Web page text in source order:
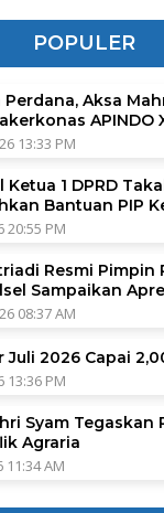
POPULER
Aksa
APINDO
13:33 PM
1 DPRD
Bantuan PIP
20:55 PM
Resmi Pimpin
Sampaikan
08:37 AM
Juli 2026 Capai
13:36 PM
Syam Tegaskan
Agraria
11:34 AM